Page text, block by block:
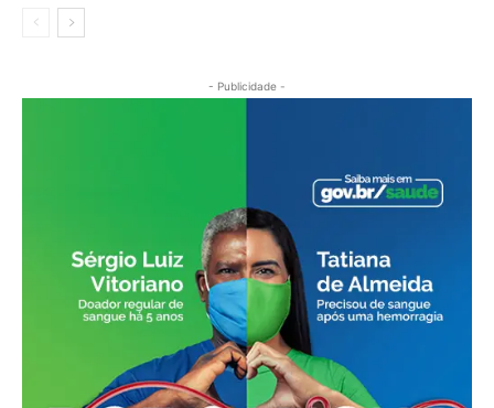
- Publicidade -